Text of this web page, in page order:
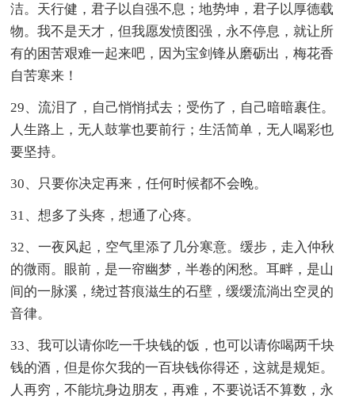
洁。天行健，君子以自强不息；地势坤，君子以厚德载
物。我不是天才，但我愿发愤图强，永不停息，就让所
有的困苦艰难一起来吧，因为宝剑锋从磨砺出，梅花香
自苦寒来！
29、流泪了，自己悄悄拭去；受伤了，自己暗暗裹住。
人生路上，无人鼓掌也要前行；生活简单，无人喝彩也
要坚持。
30、只要你决定再来，任何时候都不会晚。
31、想多了头疼，想通了心疼。
32、一夜风起，空气里添了几分寒意。缓步，走入仲秋
的微雨。眼前，是一帘幽梦，半卷的闲愁。耳畔，是山
间的一脉溪，绕过苔痕滋生的石壁，缓缓流淌出空灵的
音律。
33、我可以请你吃一千块钱的饭，也可以请你喝两千块
钱的酒，但是你欠我的一百块钱你得还，这就是规矩。
人再穷，不能坑身边朋友，再难，不要说话不算数，永